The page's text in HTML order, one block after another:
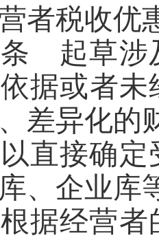
者税收优
起草涉
据或者
差异化的
以直接确
、企业库
根据经营